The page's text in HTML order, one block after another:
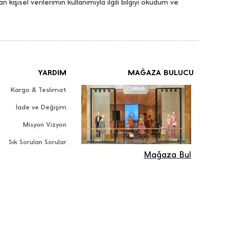
kişisel verilerimin kullanımıyla ilgili bilgiyi okudum ve
YARDIM
Kargo & Teslimat
İade ve Değişim
Misyon Vizyon
Sık Sorulan Sorular
MAĞAZA BULUCU
Mağaza Bul